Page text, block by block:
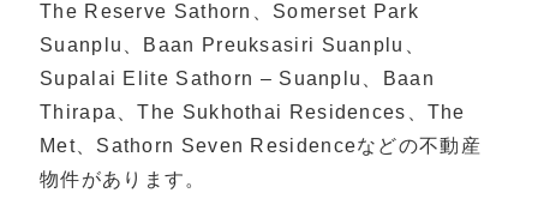
The Reserve Sathorn、Somerset Park
Suanplu、Baan Preuksasiri Suanplu、
Supalai Elite Sathorn – Suanplu、Baan
Thirapa、The Sukhothai Residences、The
Met、Sathorn Seven Residenceなどの不動産
物件があります。